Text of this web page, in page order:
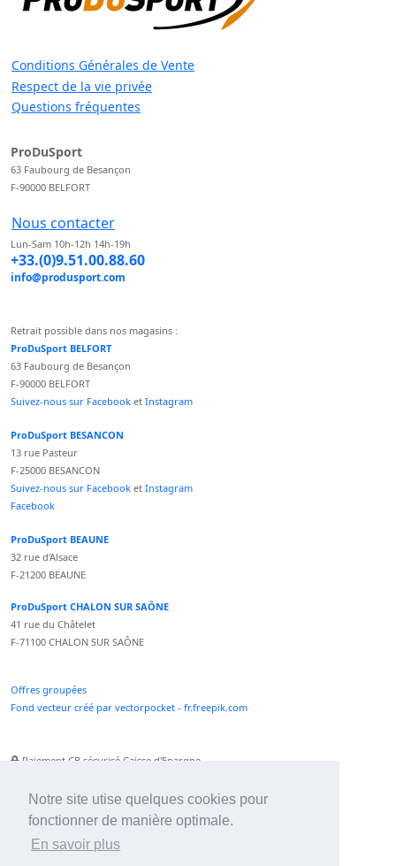
Notre site utise quelques cookies pour
fonctionner de manière optimale.
En savoir plus
Conditions Générales de Vente
Respect de la vie privée
Questions fréquentes
ProDuSport
63 Faubourg de Besançon
F-90000 BELFORT
Nous contacter
Lun-Sam 10h-12h 14h-19h
+33.(0)9.51.00.88.60
info@produsport.com
Retrait possible dans nos magasins :
ProDuSport BELFORT
63 Faubourg de Besançon
F-90000 BELFORT
Suivez-nous sur Facebook et Instagram
ProDuSport BESANCON
13 rue Pasteur
F-25000 BESANCON
Suivez-nous sur Facebook et Instagram
Facebook
ProDuSport BEAUNE
32 rue d'Alsace
F-21200 BEAUNE
ProDuSport CHALON SUR SAÔNE
41 rue du Châtelet
F-71100 CHALON SUR SAÔNE
Offres groupées
Fond vecteur créé par vectorpocket - fr.freepik.com
Paiement CB sécurisé Caisse d'Epargne
Paiement Paypal accepté